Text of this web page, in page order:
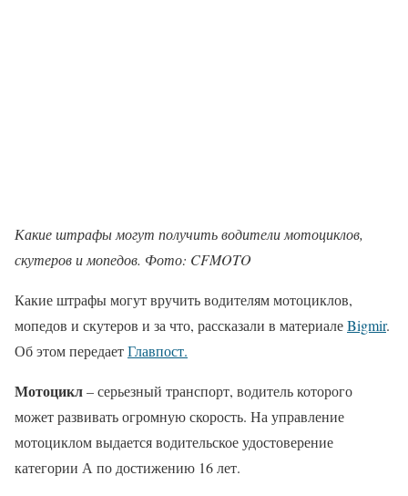
Какие штрафы могут получить водители мотоциклов,
скутеров и мопедов. Фото: CFMOTO
Какие штрафы могут вручить водителям мотоциклов,
мопедов и скутеров и за что, рассказали в материалеBigmir.
Об этом передаетГлавпост.
Мотоцикл– серьезный транспорт, водитель которого
может развивать огромную скорость. На управление
мотоциклом выдается водительское удостоверение
категории А по достижению 16 лет.